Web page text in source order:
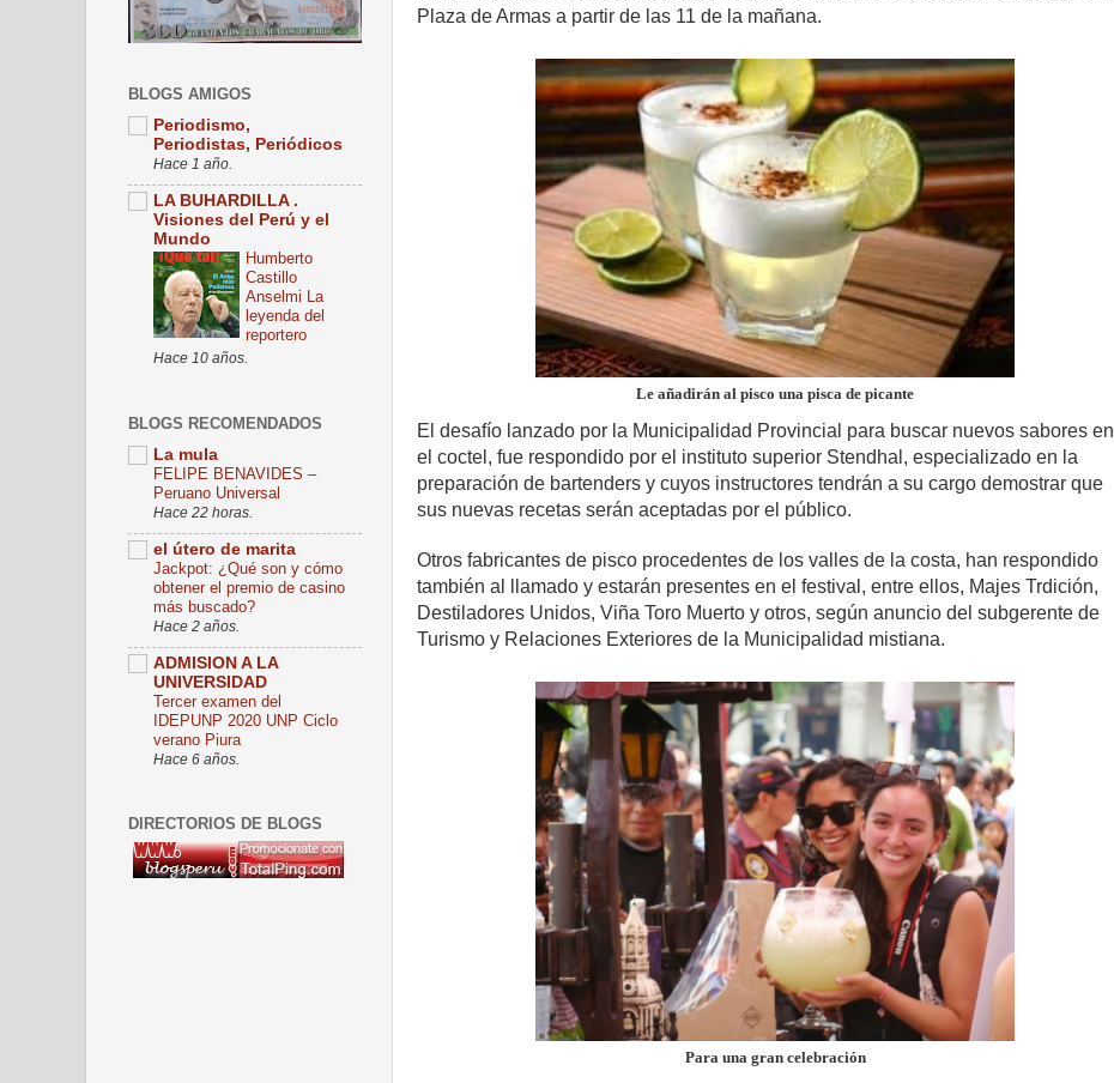
Plaza de Armas a partir de las 11 de la mañana.
Le añadirán al pisco una pisca de picante
El desafío lanzado por la Municipalidad Provincial para buscar nuevos sabores en
el coctel, fue respondido por el instituto superior Stendhal, especializado en la
preparación de bartenders y cuyos instructores tendrán a su cargo demostrar que
sus nuevas recetas serán aceptadas por el público.
Otros fabricantes de pisco procedentes de los valles de la costa, han respondido
también al llamado y estarán presentes en el festival, entre ellos, Majes Trdición,
Destiladores Unidos, Viña Toro Muerto y otros, según anuncio del subgerente de
Turismo y Relaciones Exteriores de la Municipalidad mistiana.
Para una gran celebración
BLOGS AMIGOS
Periodismo,
Periodistas, Periódicos
Hace 1 año.
LA BUHARDILLA .
Visiones del Perú y el
Mundo
Humberto
Castillo
Anselmi La
leyenda del
reportero
Hace 10 años.
BLOGS RECOMENDADOS
La mula
FELIPE BENAVIDES –
Peruano Universal
Hace 22 horas.
el útero de marita
Jackpot: ¿Qué son y cómo
obtener el premio de casino
más buscado?
Hace 2 años.
ADMISION A LA
UNIVERSIDAD
Tercer examen del
IDEPUNP 2020 UNP Ciclo
verano Piura
Hace 6 años.
DIRECTORIOS DE BLOGS